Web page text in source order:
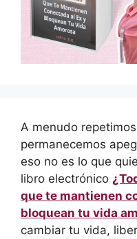
A menudo
permanecemos
eso no es lo que
libro electrónico
que te mantienen
bloquean tu vida
cambiar tu vida,